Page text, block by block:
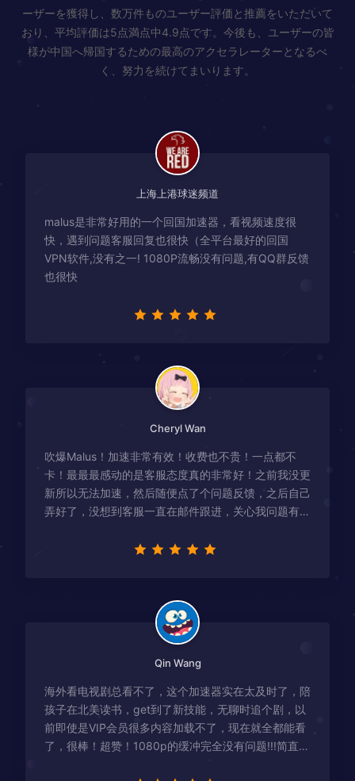
ーザーを獲得し、数万件ものユーザー評価と推薦をいただいて
おり、平均評価は5点満点中4.9点です。今後も、ユーザーの皆
様が中国へ帰国するための最高のアクセラレーターとなるべ
く、努力を続けてまいります。
上海上港球迷频道
malus是非常好用的一个回国加速器，看视频速度很
快，遇到问题客服回复也很快（全平台最好的回国
VPN软件,没有之一! 1080P流畅没有问题,有QQ群反馈
也很快
Cheryl Wan
吹爆Malus！加速非常有效！收费也不贵！一点都不
卡！最最最感动的是客服态度真的非常好！之前我没更
新所以无法加速，然后随便点了个问题反馈，之后自己
弄好了，没想到客服一直在邮件跟进，关心我问题有没
Qin Wang
海外看电视剧总看不了，这个加速器实在太及时了，陪
孩子在北美读书，get到了新技能，无聊时追个剧，以
前即使是VIP会员很多内容加载不了，现在就全都能看
了，很棒！超赞！1080p的缓冲完全没有问题!!!简直救